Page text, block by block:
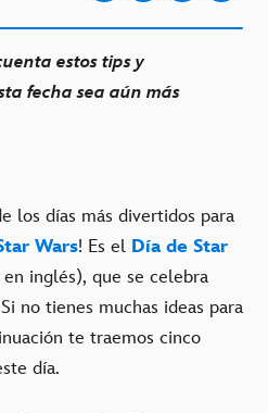
estos tips y
fecha sea aún más
los días más divertidos para
Wars! Es el Día de Star
en inglés), que se celebra
no tienes muchas ideas para
te traemos cinco
día.